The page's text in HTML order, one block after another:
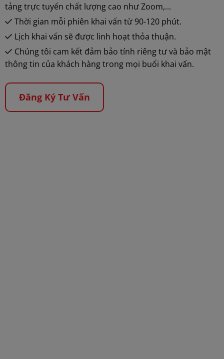
tảng trực tuyến chất lượng cao như Zoom,...
Thời gian mỗi phiên khai vấn từ 90-120 phút.
Lịch khai vấn sẽ được linh hoạt thỏa thuận.
Chúng tôi cam kết đảm bảo tính riêng tư và bảo mật
thông tin của khách hàng trong mọi buổi khai vấn.
Đăng Ký Tư Vấn